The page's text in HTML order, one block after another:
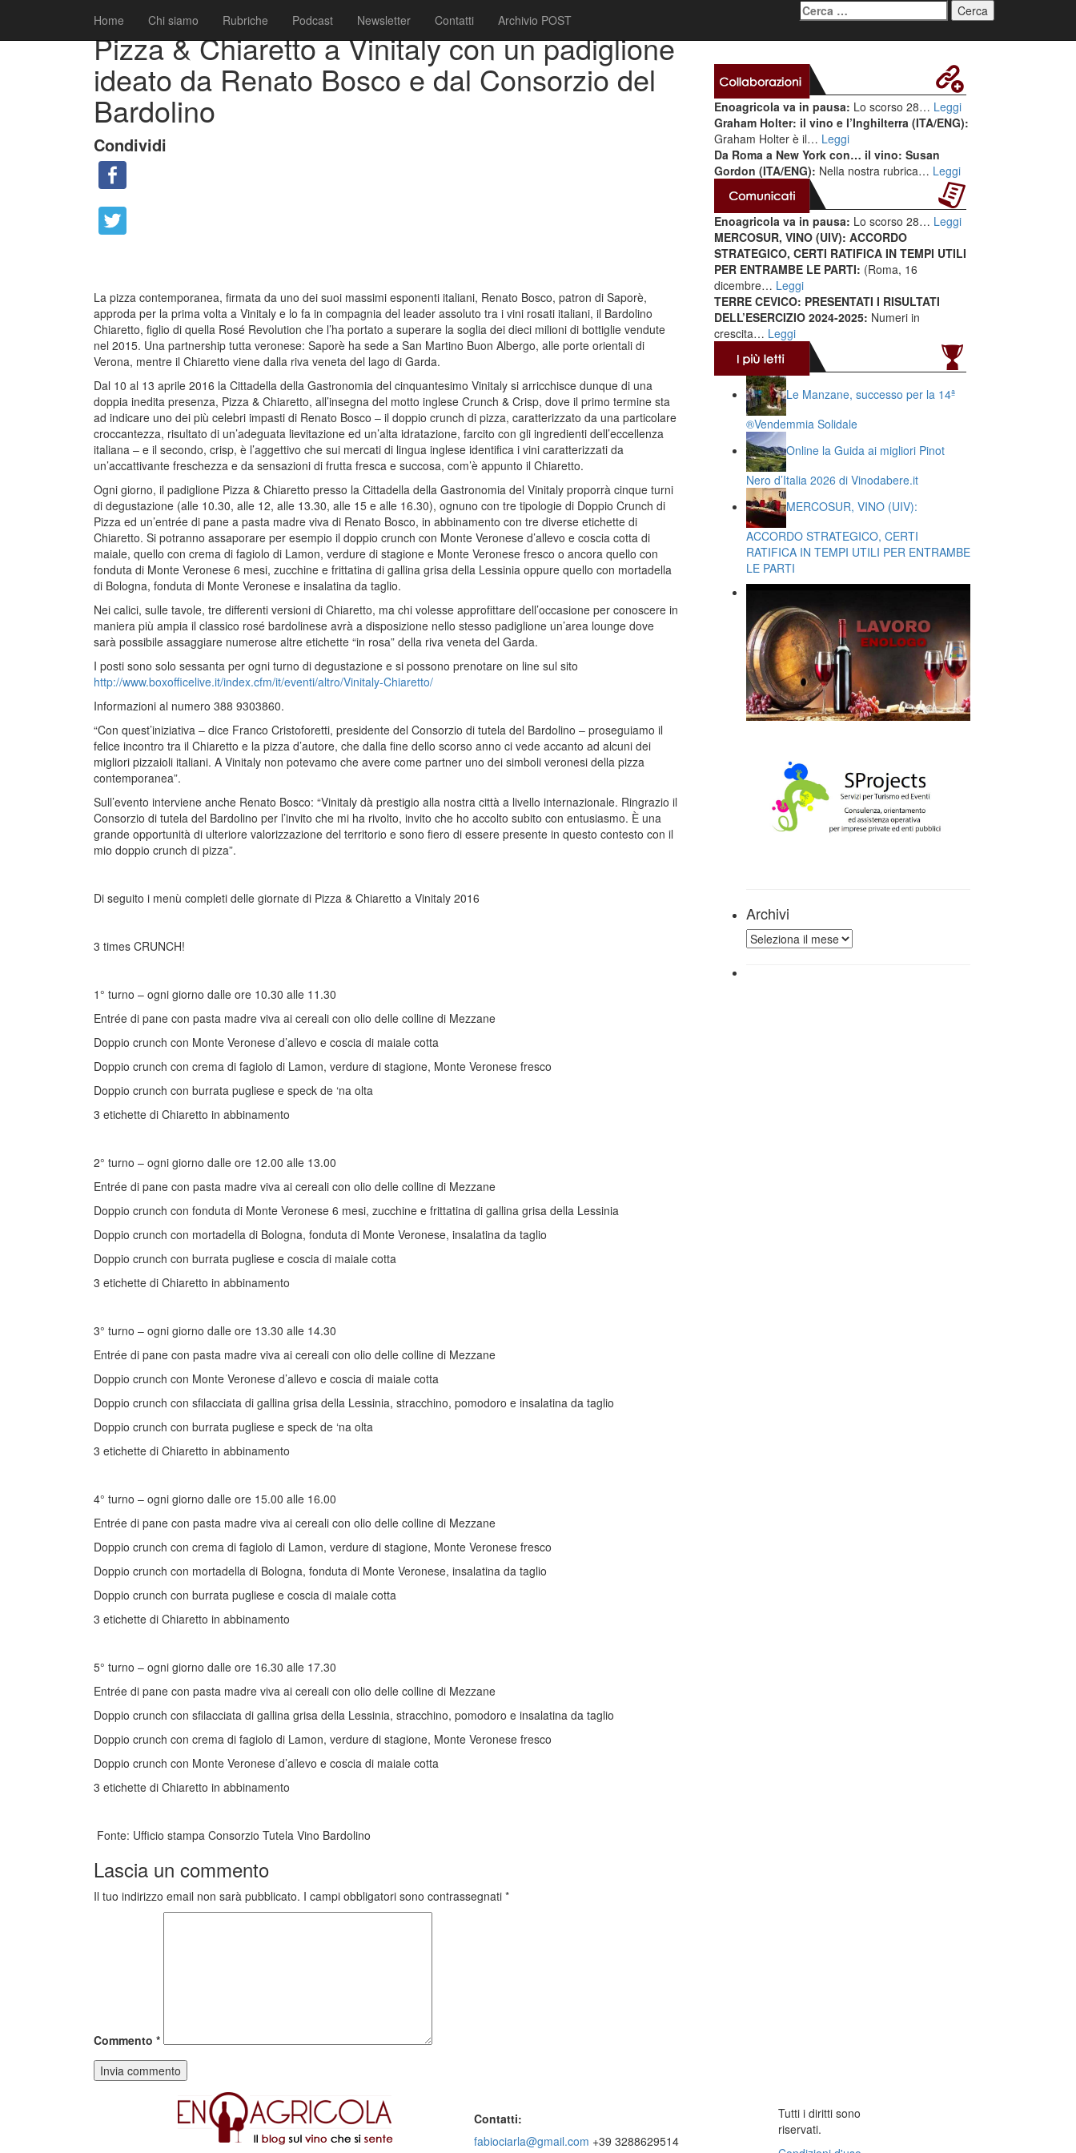
Home Chi siamo Rubriche Podcast Newsletter Contatti Archivio POST
Ricerca
per:
Pizza & Chiaretto a Vinitaly con un padiglione
ideato da Renato Bosco e dal Consorzio del
Bardolino
Condividi
La pizza contemporanea, firmata da uno dei suoi massimi esponenti italiani, Renato Bosco, patron di Saporè,
approda per la prima volta a Vinitaly e lo fa in compagnia del leader assoluto tra i vini rosati italiani, il Bardolino
Chiaretto, figlio di quella Rosé Revolution che l’ha portato a superare la soglia dei dieci milioni di bottiglie vendute
nel 2015. Una partnership tutta veronese: Saporè ha sede a San Martino Buon Albergo, alle porte orientali di
Verona, mentre il Chiaretto viene dalla riva veneta del lago di Garda.
Dal 10 al 13 aprile 2016 la Cittadella della Gastronomia del cinquantesimo Vinitaly si arricchisce dunque di una
doppia inedita presenza, Pizza & Chiaretto, all’insegna del motto inglese Crunch & Crisp, dove il primo termine sta
ad indicare uno dei più celebri impasti di Renato Bosco – il doppio crunch di pizza, caratterizzato da una particolare
croccantezza, risultato di un’adeguata lievitazione ed un’alta idratazione, farcito con gli ingredienti dell’eccellenza
italiana – e il secondo, crisp, è l’aggettivo che sui mercati di lingua inglese identifica i vini caratterizzati da
un’accattivante freschezza e da sensazioni di frutta fresca e succosa, com’è appunto il Chiaretto.
Ogni giorno, il padiglione Pizza & Chiaretto presso la Cittadella della Gastronomia del Vinitaly proporrà cinque turni
di degustazione (alle 10.30, alle 12, alle 13.30, alle 15 e alle 16.30), ognuno con tre tipologie di Doppio Crunch di
Pizza ed un’entrée di pane a pasta madre viva di Renato Bosco, in abbinamento con tre diverse etichette di
Chiaretto. Si potranno assaporare per esempio il doppio crunch con Monte Veronese d’allevo e coscia cotta di
maiale, quello con crema di fagiolo di Lamon, verdure di stagione e Monte Veronese fresco o ancora quello con
fonduta di Monte Veronese 6 mesi, zucchine e frittatina di gallina grisa della Lessinia oppure quello con mortadella
di Bologna, fonduta di Monte Veronese e insalatina da taglio.
Nei calici, sulle tavole, tre differenti versioni di Chiaretto, ma chi volesse approfittare dell’occasione per conoscere in
maniera più ampia il classico rosé bardolinese avrà a disposizione nello stesso padiglione un’area lounge dove
sarà possibile assaggiare numerose altre etichette “in rosa” della riva veneta del Garda.
I posti sono solo sessanta per ogni turno di degustazione e si possono prenotare on line sul sito
http://www.boxofficelive.it/index.cfm/it/eventi/altro/Vinitaly-Chiaretto/
Informazioni al numero 388 9303860.
“Con quest’iniziativa – dice Franco Cristoforetti, presidente del Consorzio di tutela del Bardolino – proseguiamo il
felice incontro tra il Chiaretto e la pizza d’autore, che dalla fine dello scorso anno ci vede accanto ad alcuni dei
migliori pizzaioli italiani. A Vinitaly non potevamo che avere come partner uno dei simboli veronesi della pizza
contemporanea”.
Sull’evento interviene anche Renato Bosco: “Vinitaly dà prestigio alla nostra città a livello internazionale. Ringrazio il
Consorzio di tutela del Bardolino per l’invito che mi ha rivolto, invito che ho accolto subito con entusiasmo. È una
grande opportunità di ulteriore valorizzazione del territorio e sono fiero di essere presente in questo contesto con il
mio doppio crunch di pizza”.
Di seguito i menù completi delle giornate di Pizza & Chiaretto a Vinitaly 2016
3 times CRUNCH!
1° turno – ogni giorno dalle ore 10.30 alle 11.30
Entrée di pane con pasta madre viva ai cereali con olio delle colline di Mezzane
Doppio crunch con Monte Veronese d’allevo e coscia di maiale cotta
Doppio crunch con crema di fagiolo di Lamon, verdure di stagione, Monte Veronese fresco
Doppio crunch con burrata pugliese e speck de ‘na olta
3 etichette di Chiaretto in abbinamento
2° turno – ogni giorno dalle ore 12.00 alle 13.00
Entrée di pane con pasta madre viva ai cereali con olio delle colline di Mezzane
Doppio crunch con fonduta di Monte Veronese 6 mesi, zucchine e frittatina di gallina grisa della Lessinia
Doppio crunch con mortadella di Bologna, fonduta di Monte Veronese, insalatina da taglio
Doppio crunch con burrata pugliese e coscia di maiale cotta
3 etichette di Chiaretto in abbinamento
3° turno – ogni giorno dalle ore 13.30 alle 14.30
Entrée di pane con pasta madre viva ai cereali con olio delle colline di Mezzane
Doppio crunch con Monte Veronese d’allevo e coscia di maiale cotta
Doppio crunch con sfilacciata di gallina grisa della Lessinia, stracchino, pomodoro e insalatina da taglio
Doppio crunch con burrata pugliese e speck de ‘na olta
3 etichette di Chiaretto in abbinamento
4° turno – ogni giorno dalle ore 15.00 alle 16.00
Entrée di pane con pasta madre viva ai cereali con olio delle colline di Mezzane
Doppio crunch con crema di fagiolo di Lamon, verdure di stagione, Monte Veronese fresco
Doppio crunch con mortadella di Bologna, fonduta di Monte Veronese, insalatina da taglio
Doppio crunch con burrata pugliese e coscia di maiale cotta
3 etichette di Chiaretto in abbinamento
5° turno – ogni giorno dalle ore 16.30 alle 17.30
Entrée di pane con pasta madre viva ai cereali con olio delle colline di Mezzane
Doppio crunch con sfilacciata di gallina grisa della Lessinia, stracchino, pomodoro e insalatina da taglio
Doppio crunch con crema di fagiolo di Lamon, verdure di stagione, Monte Veronese fresco
Doppio crunch con Monte Veronese d’allevo e coscia di maiale cotta
3 etichette di Chiaretto in abbinamento
Fonte: Ufficio stampa Consorzio Tutela Vino Bardolino
Lascia un commento
Il tuo indirizzo email non sarà pubblicato. I campi obbligatori sono contrassegnati *
Commento *
Enoagricola va in pausa: Lo scorso 28… Leggi
Graham Holter: il vino e l’Inghilterra (ITA/ENG):
Graham Holter è il… Leggi
Da Roma a New York con… il vino: Susan
Gordon (ITA/ENG): Nella nostra rubrica… Leggi
Enoagricola va in pausa: Lo scorso 28… Leggi
MERCOSUR, VINO (UIV): ACCORDO
STRATEGICO, CERTI RATIFICA IN TEMPI UTILI
PER ENTRAMBE LE PARTI: (Roma, 16
dicembre… Leggi
TERRE CEVICO: PRESENTATI I RISULTATI
DELL’ESERCIZIO 2024-2025: Numeri in
crescita… Leggi
Le Manzane, successo per la 14ª
®️Vendemmia Solidale
Online la Guida ai migliori Pinot
Nero d’Italia 2026 di Vinodabere.it
MERCOSUR, VINO (UIV):
ACCORDO STRATEGICO, CERTI
RATIFICA IN TEMPI UTILI PER ENTRAMBE
LE PARTI
Archivi
Archivi
Contatti:
fabiociarla@gmail.com +39 3288629514
Tutti i diritti sono
riservati.